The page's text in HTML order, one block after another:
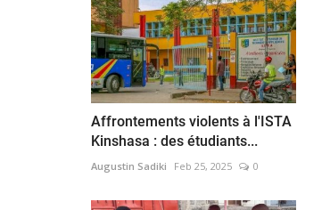
Affrontements violents à l'ISTA
Kinshasa : des étudiants...
Augustin Sadiki Feb 25, 2025 0